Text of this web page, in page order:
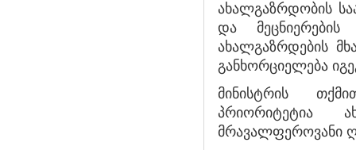
ახალგაზრდობის
და
ახალგაზრდების
განხორციელება
მინისტრის
პრიორიტეტია
მრავალფეროვანი